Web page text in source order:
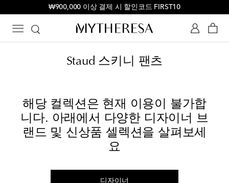
₩900,000 이상 결제 시 할인코드 FIRST10
Staud 스키니 팬츠
해당 컬렉션은 현재 이용이 불가합
니다. 아래에서 다양한 디자이너 브
랜드 및 신상품 셀렉션을 살펴보세
요
디자이너